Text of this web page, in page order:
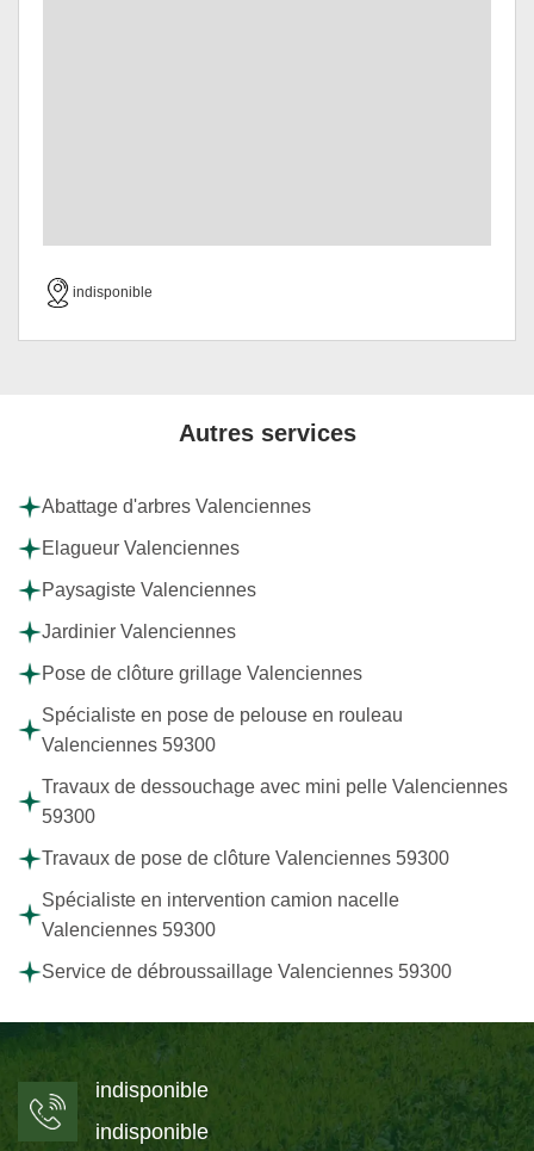
indisponible
Autres services
Abattage d'arbres Valenciennes
Elagueur Valenciennes
Paysagiste Valenciennes
Jardinier Valenciennes
Pose de clôture grillage Valenciennes
Spécialiste en pose de pelouse en rouleau
Valenciennes 59300
Travaux de dessouchage avec mini pelle Valenciennes
59300
Travaux de pose de clôture Valenciennes 59300
Spécialiste en intervention camion nacelle
Valenciennes 59300
Service de débroussaillage Valenciennes 59300
indisponible
indisponible